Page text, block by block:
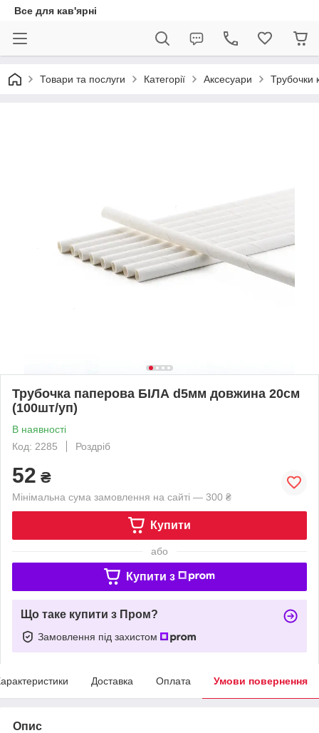
Все для кав'ярні
Товари та послуги Категорії Аксесуари Трубочки
Трубочка паперова БІЛА d5мм довжина 20см
(100шт/уп)
В наявності
Код: 2285
Роздріб
52 ₴
Мінімальна сума замовлення на сайті — 300 ₴
Купити
або
Купити з
Що таке купити з Пром?
Замовлення під захистом
Доставка Оплата Умови повернення
Опис